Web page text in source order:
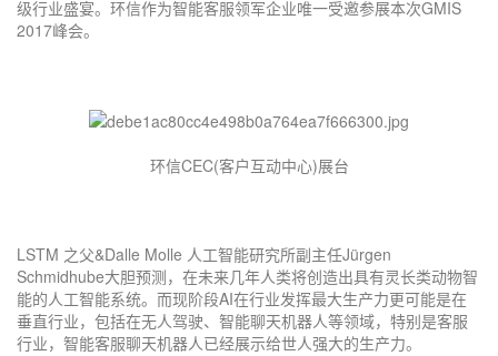
级行业盛宴。环信作为智能客服领军企业唯一受邀参展本次GMIS
2017峰会。
环信CEC(客户互动中心)展台
LSTM 之父&Dalle Molle 人工智能研究所副主任Jürgen
Schmidhube大胆预测，在未来几年人类将创造出具有灵长类动物智
能的人工智能系统。而现阶段AI在行业发挥最大生产力更可能是在
垂直行业，包括在无人驾驶、智能聊天机器人等领域，特别是客服
行业，智能客服聊天机器人已经展示给世人强大的生产力。